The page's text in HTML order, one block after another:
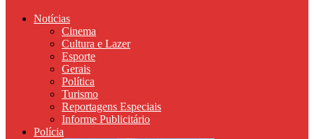
Notícias
Cinema
Cultura e Lazer
Esporte
Gerais
Política
Turismo
Reportagens Especiais
Informe Publicitário
Polícia